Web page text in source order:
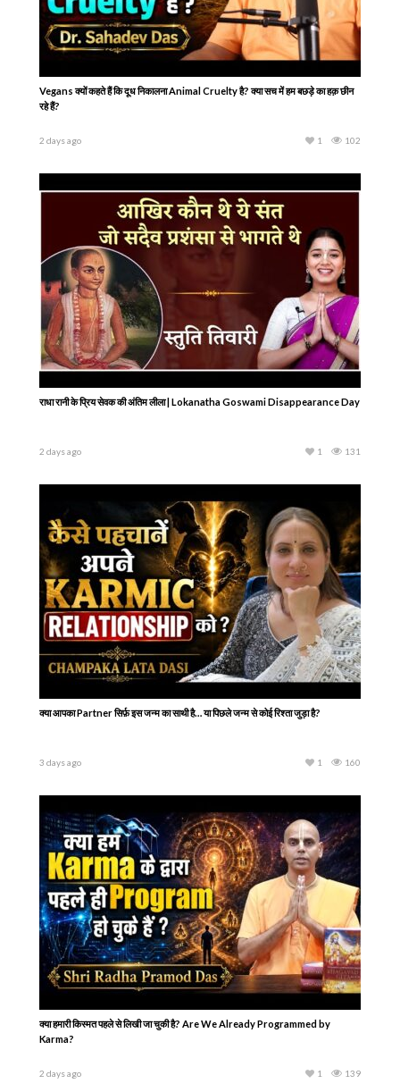
Vegans क्यों कहते हैं कि दूध निकालना Animal Cruelty है? क्या सच में हम बछड़े का हक़ छीन
रहे हैं?
2 days ago 102
1
राधा रानी के प्रिय सेवक की अंतिम लीला | Lokanatha Goswami Disappearance Day
2 days ago 131
1
क्या आपका Partner सिर्फ़ इस जन्म का साथी है… या पिछले जन्म से कोई रिश्ता जुड़ा है?
3 days ago 160
1
क्या हमारी किस्मत पहले से लिखी जा चुकी है? Are We Already Programmed by
Karma?
2 days ago 139
1